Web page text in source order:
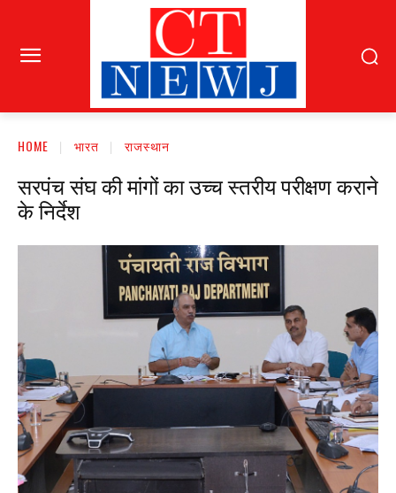
HOME भारत राजस्थान
सरपंच संघ की मांगों का उच्च स्तरीय परीक्षण कराने
के निर्देश